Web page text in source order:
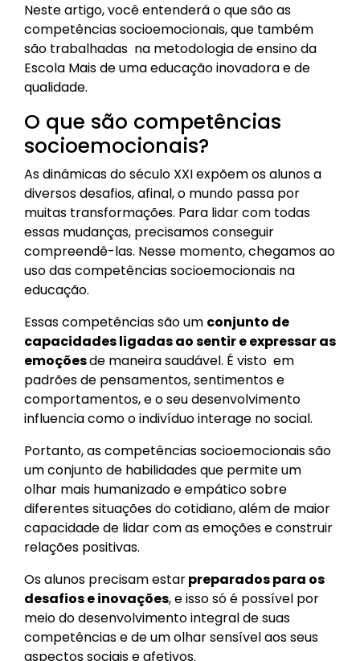
Neste artigo, você entenderá o que são as
competências socioemocionais, que também
são trabalhadas na metodologia de ensino da
Escola Mais de uma educação inovadora e de
qualidade.
O que são competências
socioemocionais?
As dinâmicas do século XXI expõem os alunos a
diversos desafios, afinal, o mundo passa por
muitas transformações. Para lidar com todas
essas mudanças, precisamos conseguir
compreendê-las. Nesse momento, chegamos ao
uso das competências socioemocionais na
educação.
Essas competências são um conjunto de
capacidades ligadas ao sentir e expressar as
emoçõesde maneira saudável. É visto em
padrões de pensamentos, sentimentos e
comportamentos, e o seu desenvolvimento
influencia como o indivíduo interage no social.
Portanto, as competências socioemocionais são
um conjunto de habilidades que permite um
olhar mais humanizado e empático sobre
diferentes situações do cotidiano, além de maior
capacidade de lidar com as emoções e construir
relações positivas.
Os alunos precisam estarpreparados para os
desafios e inovações, e isso só é possível por
meio do desenvolvimento integral de suas
competências e de um olhar sensível aos seus
aspectos sociais e afetivos.